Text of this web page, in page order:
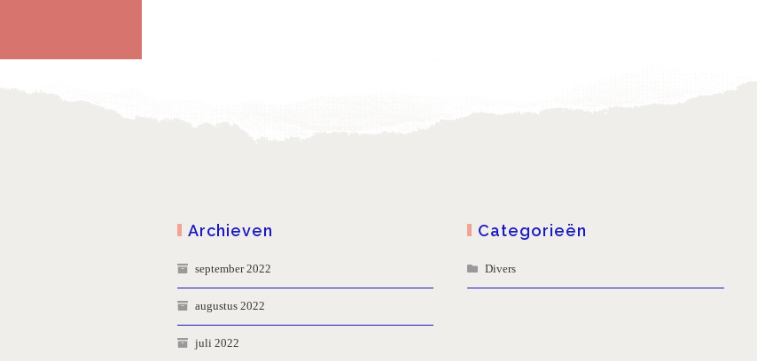
Archieven
september 2022
augustus 2022
juli 2022
Categorieën
Divers